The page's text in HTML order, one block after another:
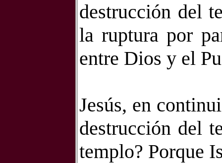
destrucción del
la ruptura por
entre Dios y el
Jesús, en
destrucción del
templo? Porque